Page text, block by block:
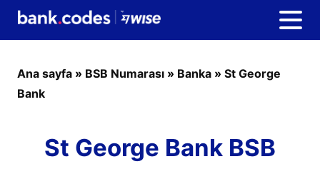
Ana sayfa » BSB Numarası » Banka » St George
Bank
St George Bank BSB